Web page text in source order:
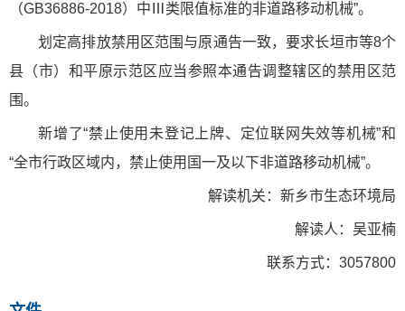
（GB36886-2018）中Ⅲ类限值标准的非道路移动机械”。
划定高排放禁用区范围与原通告一致，要求长垣市等8个
县（市）和平原示范区应当参照本通告调整辖区的禁用区范
围。
新增了“禁止使用未登记上牌、定位联网失效等机械”和
“全市行政区域内，禁止使用国一及以下非道路移动机械”。
解读机关：新乡市生态环境局
解读人：吴亚楠
联系方式：3057800